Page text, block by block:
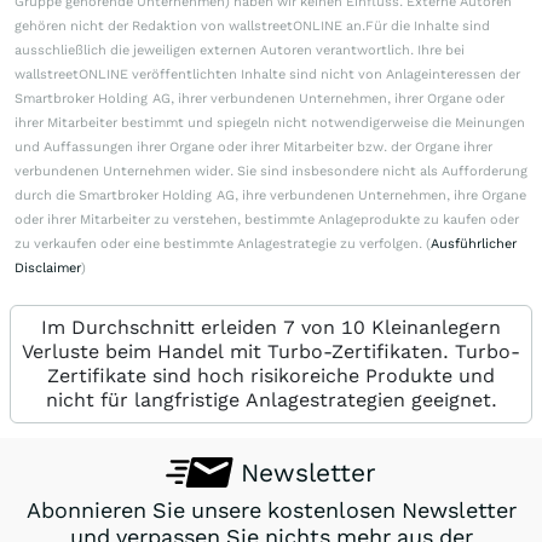
gehören nicht der Redaktion von wallstreetONLINE an.Für die Inhalte sind
ausschließlich die jeweiligen externen Autoren verantwortlich. Ihre bei
wallstreetONLINE veröffentlichten Inhalte sind nicht von Anlageinteressen der
Smartbroker Holding AG, ihrer verbundenen Unternehmen, ihrer Organe oder
ihrer Mitarbeiter bestimmt und spiegeln nicht notwendigerweise die Meinungen
und Auffassungen ihrer Organe oder ihrer Mitarbeiter bzw. der Organe ihrer
verbundenen Unternehmen wider. Sie sind insbesondere nicht als Aufforderung
durch die Smartbroker Holding AG, ihre verbundenen Unternehmen, ihre Organe
oder ihrer Mitarbeiter zu verstehen, bestimmte Anlageprodukte zu kaufen oder
zu verkaufen oder eine bestimmte Anlagestrategie zu verfolgen. (Ausführlicher
Disclaimer)
Im Durchschnitt erleiden 7 von 10 Kleinanlegern
Verluste beim Handel mit Turbo-Zertifikaten. Turbo-
Zertifikate sind hoch risikoreiche Produkte und
nicht für langfristige Anlagestrategien geeignet.
Newsletter
Abonnieren Sie unsere kostenlosen Newsletter
und verpassen Sie nichts mehr aus der